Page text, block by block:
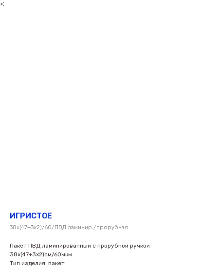
<
ИГРИСТОЕ
38х(47+3х2)/60/ПВД ламинир./прорубная
Пакет ПВД ламинированный с прорубной ручкой
38х(47+3х2)см/60мкм
Тип изделия: пакет